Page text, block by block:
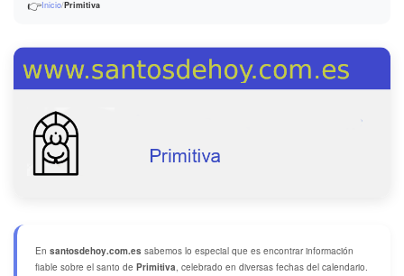
👉Inicio/Primitiva
En santosdehoy.com.es sabemos lo especial que es encontrar información
fiable sobre el santo de Primitiva, celebrado en diversas fechas del calendario.